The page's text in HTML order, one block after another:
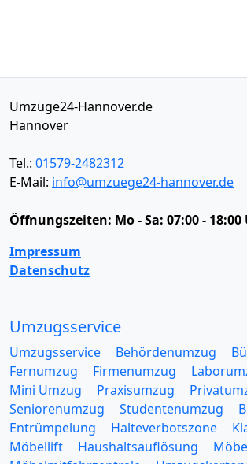
Umzüge24-Hannover.de
Hannover
Tel.: 01579-2482312
E-Mail: info@umzuege24-hannover.de
Öffnungszeiten: Mo - Sa: 07:00 -
Impressum
Datenschutz
Umzugsservice
Umzugsservice Behördenumzug
Fernumzug
Firmenumzug
Mini Umzug
Praxisumzug
Seniorenumzug
Studentenumzug
Entrümpelung
Halteverbotszone
Möbellift
Haushaltsauflösung